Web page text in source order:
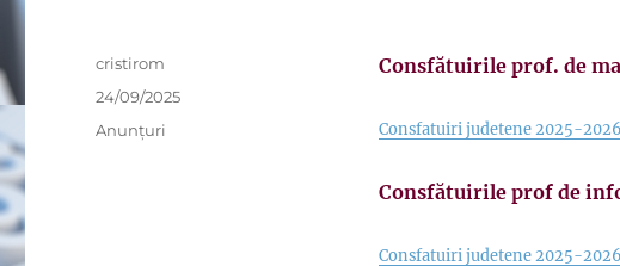
Consfătuirile prof. de
Consfatuiri judetene 2025-
Consfătuirile prof de
Consfatuiri judetene 2025-
Autor
cristirom
Publicat
24/09/2025
Categorii
Anunțuri